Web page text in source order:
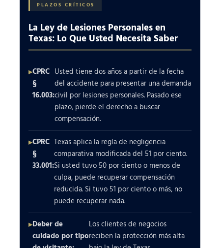
PLAZOS CRÍTICOS
La Ley de Lesiones Personales en
Texas: Lo Que Usted Necesita Saber
CPRC
§
16.003:
Usted tiene dos años a partir de la fecha
del accidente para presentar una demanda
civil por lesiones personales. Pasado ese
plazo, pierde el derecho a buscar
compensación.
CPRC
§
33.001:
Texas aplica la regla de negligencia
comparativa modificada del 51 por ciento.
Si usted tuvo 50 por ciento o menos de
culpa, puede recuperar compensación
reducida. Si tuvo 51 por ciento o más, no
puede recuperar nada.
Deber de
cuidado por tipo
Los clientes de negocios
reciben la protección más alta